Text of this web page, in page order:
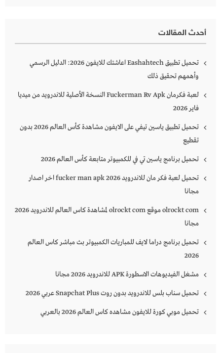
أحدث المقالات
تحميل تطبيق Eashahtech اعاشتك للايفون 2026: الدليل الرسمي
وأهمهم تحقيق ذلك
لعبة فكرمان Fuckerman Rv Apk النسخة الأصلية للاندرويد من ميديا
فاير 2026
تحميل تطبيق ياسين تيفي على الايفون مشاهدة كأس العالم 2026 بدون
تقطيع
تحميل برنامج ياسين تي في للكمبيوتر متابعة كأس العالم 2026
تحميل لعبة فكر مان للاندرويد 2026 fucker man apk اخر اصدار
مجانا
olrockt com موقع olrockt com لمشاهدة كاس العالم للاندرويد 2026
مجانا
تحميل برنامج دراما لايف للمباريات الكمبيوتر بث مباشر كاس العالم
2026
مشغل الفيديوهات الاسطورة APK للاندرويد 2026 مجانا
تحميل سناب بلس للاندرويد بدون روت Snapchat Plus‏ عربي 2026
تحميل موبي كورة للايفون مشاهده كاس العالم 2026 بالعربي